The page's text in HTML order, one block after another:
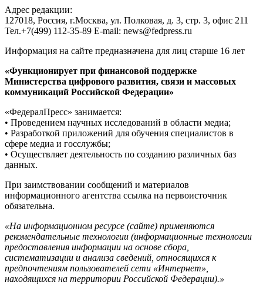
Адрес редакции:
127018, Россия, г.Москва, ул. Полковая, д. 3, стр. 3, офис 211
Тел.+7(499) 112-35-89 E-mail: news@fedpress.ru
Информация на сайте предназначена для лиц старше 16 лет
«Функционирует при финансовой поддержке
Министерства цифрового развития, связи и массовых
коммуникаций Российской Федерации»
«ФедералПресс» занимается:
• Проведением научных исследований в области медиа;
• Разработкой приложений для обучения специалистов в
сфере медиа и госслужбы;
• Осуществляет деятельность по созданию различных баз
данных.
При заимствовании сообщений и материалов
информационного агентства ссылка на первоисточник
обязательна.
«На информационном ресурсе (сайте) применяются
рекомендательные технологии (информационные технологии
предоставления информации на основе сбора,
систематизации и анализа сведений, относящихся к
предпочтениям пользователей сети «Интернет»,
находящихся на территории Российской Федерации).»